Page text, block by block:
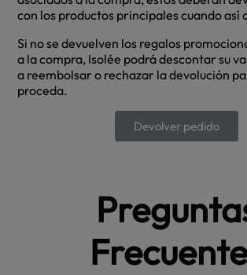
con los productos principales cuando así
Si no se devuelven los regalos
a la compra, Isolée podrá descontar su
a reembolsar o rechazar la devolución
proceda.
Devolver pedido